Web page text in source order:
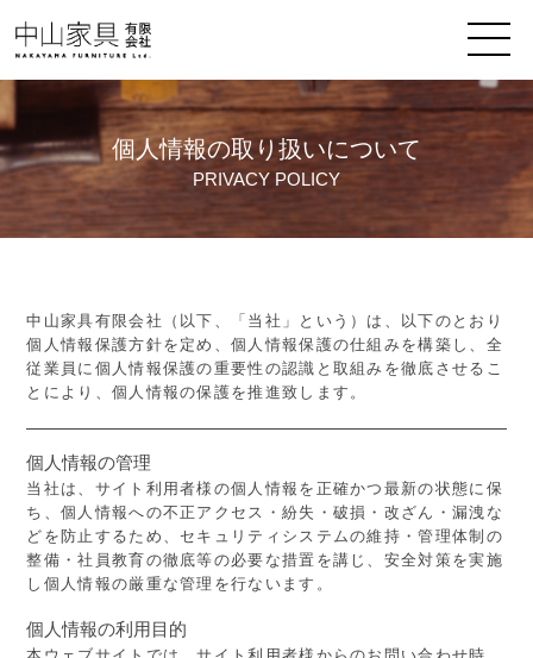
個人情報の取り扱いについて
PRIVACY POLICY
中山家具有限会社（以下、「当社」という）は、以下のとおり
個人情報保護方針を定め、個人情報保護の仕組みを構築し、全
従業員に個人情報保護の重要性の認識と取組みを徹底させるこ
とにより、個人情報の保護を推進致します。
個人情報の管理
当社は、サイト利用者様の個人情報を正確かつ最新の状態に保
ち、個人情報への不正アクセス・紛失・破損・改ざん・漏洩な
どを防止するため、セキュリティシステムの維持・管理体制の
整備・社員教育の徹底等の必要な措置を講じ、安全対策を実施
し個人情報の厳重な管理を行ないます。
個人情報の利用目的